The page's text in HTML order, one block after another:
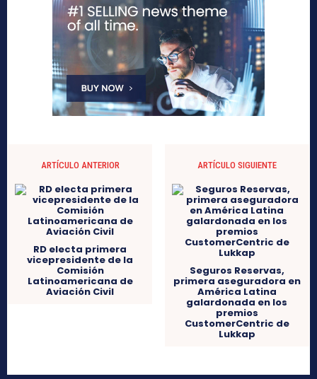
ARTÍCULO ANTERIOR
RD electa primera
vicepresidente de la
Comisión
Latinoamericana de
Aviación Civil
ARTÍCULO SIGUIENTE
Seguros Reservas,
primera aseguradora en
América Latina
galardonada en los
premios
CustomerCentric de
Lukkap